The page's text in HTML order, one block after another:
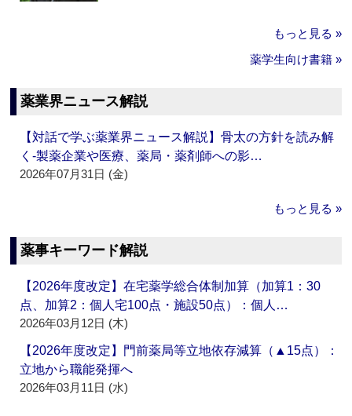
もっと見る »
薬学生向け書籍 »
薬業界ニュース解説
【対話で学ぶ薬業界ニュース解説】骨太の方針を読み解
く‐製薬企業や医療、薬局・薬剤師への影…
2026年07月31日 (金)
もっと見る »
薬事キーワード解説
【2026年度改定】在宅薬学総合体制加算（加算1：30
点、加算2：個人宅100点・施設50点）：個人…
2026年03月12日 (木)
【2026年度改定】門前薬局等立地依存減算（▲15点）：
立地から職能発揮へ
2026年03月11日 (水)